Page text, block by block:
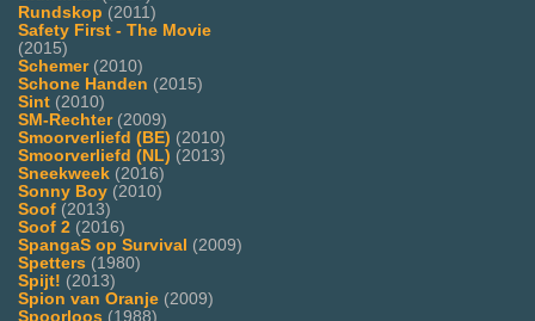
Rundskop (2011)
Safety First - The Movie
(2015)
Schemer(2010)
Schone Handen (2015)
Sint (2010)
SM-Rechter(2009)
Smoorverliefd (BE) (2010)
Smoorverliefd (NL) (2013)
Sneekweek (2016)
Sonny Boy (2010)
Soof (2013)
Soof 2 (2016)
SpangaS op Survival (2009)
Spetters (1980)
Spijt! (2013)
Spion van Oranje (2009)
Spoorloos (1988)